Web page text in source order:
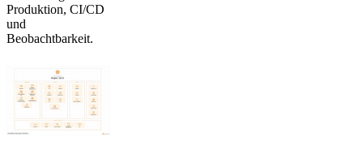
Produktion, CI/CD
und
Beobachtbarkeit.